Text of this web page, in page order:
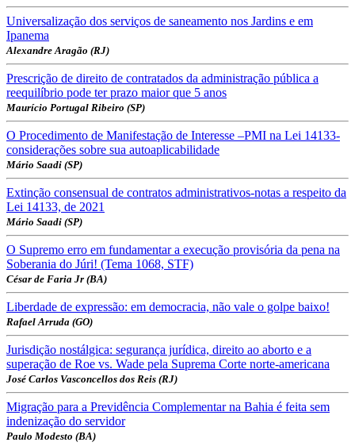
Universalização dos serviços de saneamento nos Jardins e em
Ipanema
Alexandre Aragão (RJ)
Prescrição de direito de contratados da administração pública a
reequilíbrio pode ter prazo maior que 5 anos
Maurício Portugal Ribeiro (SP)
O Procedimento de Manifestação de Interesse –PMI na Lei 14133-
considerações sobre sua autoaplicabilidade
Mário Saadi (SP)
Extinção consensual de contratos administrativos-notas a respeito da
Lei 14133, de 2021
Mário Saadi (SP)
O Supremo erro em fundamentar a execução provisória da pena na
Soberania do Júri! (Tema 1068, STF)
César de Faria Jr (BA)
Liberdade de expressão: em democracia, não vale o golpe baixo!
Rafael Arruda (GO)
Jurisdição nostálgica: segurança jurídica, direito ao aborto e a
superação de Roe vs. Wade pela Suprema Corte norte-americana
José Carlos Vasconcellos dos Reis (RJ)
Migração para a Previdência Complementar na Bahia é feita sem
indenização do servidor
Paulo Modesto (BA)